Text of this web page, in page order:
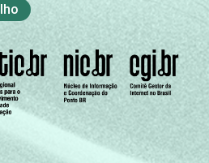
ativa
11.143 entrevistados que
Internet.
para classificação leva
a educação do chefe de
de uma série de utensílios
os a um sistema